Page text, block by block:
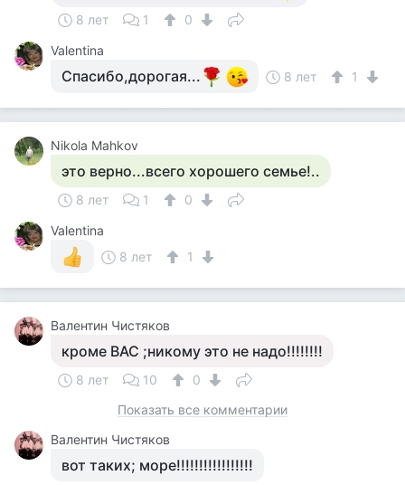
8 лет 1
0
Valentina
Спасибо,дорогая... 8 лет 1
Nikola Mahkov
это верно...всего хорошего семье!..
8 лет 1
0
Valentina
8 лет
1
Валентин Чистяков
кроме ВАС ;никому это не надо!!!!!!!!
8 лет 10
0
Показать все комментарии
Валентин Чистяков
вот таких; море!!!!!!!!!!!!!!!!!